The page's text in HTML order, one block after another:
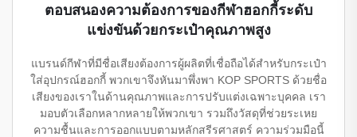
ตอบสนองความต้องการของกีฬาฮอกกี้ระดับ
แข่งขันด้วยกระเป๋าคุณภาพสูง
แบรนด์กีฬาที่มีชื่อเสียงต้องการผู้ผลิตที่เชื่อถือได้สำหรับกระเป๋า
ใส่อุปกรณ์ฮอกกี้ พวกเขาจึงหันมาพึ่งพา KOP SPORTS ด้วยชื่อ
เสียงของเราในด้านคุณภาพและการปรับแต่งเฉพาะบุคคล เรา
มอบตัวเลือกหลากหลายให้พวกเขา รวมถึงวัสดุที่ช่วยระเหย
ความชื้นและการออกแบบตามหลักสรีรศาสตร์ ความร่วมมือนี้